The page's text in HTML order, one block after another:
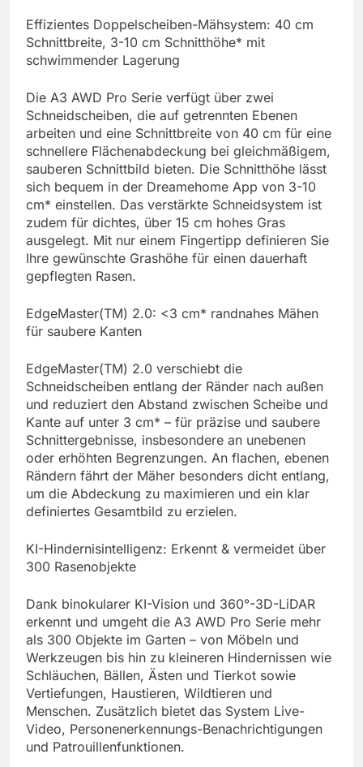
Effizientes Doppelscheiben-Mähsystem: 40 cm
Schnittbreite, 3-10 cm Schnitthöhe* mit
schwimmender Lagerung
Die A3 AWD Pro Serie verfügt über zwei
Schneidscheiben, die auf getrennten Ebenen
arbeiten und eine Schnittbreite von 40 cm für eine
schnellere Flächenabdeckung bei gleichmäßigem,
sauberen Schnittbild bieten. Die Schnitthöhe lässt
sich bequem in der Dreamehome App von 3-10
cm* einstellen. Das verstärkte Schneidsystem ist
zudem für dichtes, über 15 cm hohes Gras
ausgelegt. Mit nur einem Fingertipp definieren Sie
Ihre gewünschte Grashöhe für einen dauerhaft
gepflegten Rasen.
EdgeMaster(TM) 2.0: <3 cm* randnahes Mähen
für saubere Kanten
EdgeMaster(TM) 2.0 verschiebt die
Schneidscheiben entlang der Ränder nach außen
und reduziert den Abstand zwischen Scheibe und
Kante auf unter 3 cm* – für präzise und saubere
Schnittergebnisse, insbesondere an unebenen
oder erhöhten Begrenzungen. An flachen, ebenen
Rändern fährt der Mäher besonders dicht entlang,
um die Abdeckung zu maximieren und ein klar
definiertes Gesamtbild zu erzielen.
KI-Hindernisintelligenz: Erkennt & vermeidet über
300 Rasenobjekte
Dank binokularer KI-Vision und 360°-3D-LiDAR
erkennt und umgeht die A3 AWD Pro Serie mehr
als 300 Objekte im Garten – von Möbeln und
Werkzeugen bis hin zu kleineren Hindernissen wie
Schläuchen, Bällen, Ästen und Tierkot sowie
Vertiefungen, Haustieren, Wildtieren und
Menschen. Zusätzlich bietet das System Live-
Video, Personenerkennungs-Benachrichtigungen
und Patrouillenfunktionen.